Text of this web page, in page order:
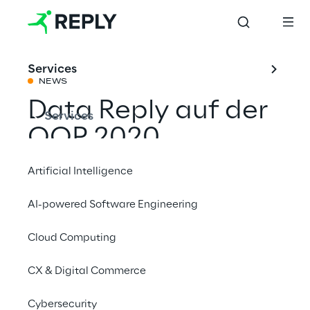
Services
Services
Artificial Intelligence
AI-powered Software Engineering
Cloud Computing
CX & Digital Commerce
Cybersecurity
NEWS
Data Reply auf der
OOP 2020
Architecture